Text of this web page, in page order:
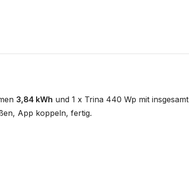
3,84 kWh und 1 x Trina 440 Wp mit insgesamt
App koppeln, fertig.